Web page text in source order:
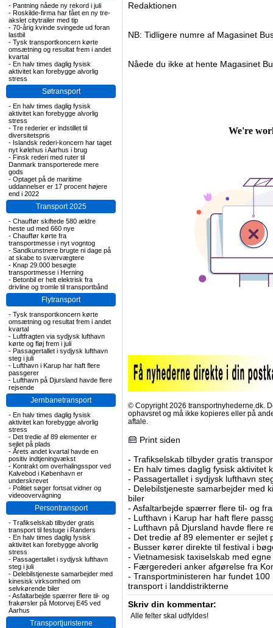
- Pantning nåede ny rekord i juli
- Roskilde-firma har fået en ny tre-
akslet citytrailer med tip
- 70-årig kvinde svingede ud foran
lastbil
- Tysk transportkoncern kørte
omsætning og resultat frem i andet
kvartal
- En halv times daglig fysisk
aktivitet kan forebygge alvorlig
stress
Søtransport
- En halv times daglig fysisk
aktivitet kan forebygge alvorlig
stress
- Tre rederier er indstillet til
diversitetspris
- Islandsk rederi-koncern har taget
nyt kølehus i Aarhus i brug
- Finsk rederi med ruter til
Danmark transporterede mere
gods
- Optaget på de maritime
uddannelser er 17 procent højere
end i 2022
Transport 2025
- Chauffør skiftede 580 ældre
heste ud med 660 nye
- Chauffør kørte fra
transportmesse i nyt vogntog
- Sandkunstnere brugte ni dage på
at skabe to sværvægtere
- Knap 29.000 besøgte
transportmesse i Herning
- Betonbil er helt elektrisk fra
drivline og tromle til transportbånd
Flytransport
- Tysk transportkoncern kørte
omsætning og resultat frem i andet
kvartal
- Luftfragten via sydjysk lufthavn
kørte og fløj frem i juli
- Passagertallet i sydjysk lufthavn
steg i juli
- Lufthavn i Karup har haft flere
passgerer
- Lufthavn på Djursland havde flere
rejsende
Jernbanetransport
- En halv times daglig fysisk
aktivitet kan forebygge alvorlig
stress
- Det tredie af 89 elementer er
sejlet på plads
- Årets andet kvartal havde en
positiv indtjeningvækst
- Kontrakt om overhalingsspor ved
Kalvebod i København er
underskrevet
- Politiet søger fortsat vidner og
videoovervågning
Persontransport
- Trafikselskab tilbyder gratis
transport til festuge i Randers
- En halv times daglig fysisk
aktivitet kan forebygge alvorlig
stress
- Passagertallet i sydjysk lufthavn
steg i juli
- Delebilstjeneste samarbejder med
kinesisk virksomhed om
selvkørende biler
-Asfaltarbejde spærrer flere til- og
frakørsler på Motorvej E45 ved
Aarhus
Transportjuristerne
Redaktionen
NB: Tidligere numre af Magasinet
Nåede du ikke at hente Magasinet
© Copyright 2026 transportnyhederne.dk.
ophavsret og må ikke kopieres eller på
aftale.
Print siden
- Trafikselskab tilbyder gratis
- En halv times daglig fysisk aktivitet
- Passagertallet i sydjysk lufthavn
- Delebilstjeneste samarbejder med
biler
- Asfaltarbejde spærrer flere til- og
- Lufthavn i Karup har haft flere
- Lufthavn på Djursland havde flere
- Det tredie af 89 elementer er sejlet
- Busser kører direkte til festival i
- Vietnamesisk taxiselskab med
- Færgerederi anker afgørelse fra
- Transportministeren har fundet
transport i landdistrikterne
Skriv din kommentar:
Alle felter skal udfyldes!